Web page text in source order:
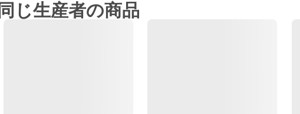
同じ生産者の商品